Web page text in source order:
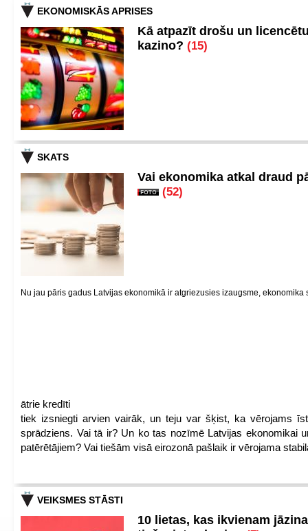
EKONOMISKĀS APRISES
Kā atpazīt drošu un
kazino? (15)
SKATS
Vai ekonomika atkal draud
(52)
Nu jau pāris gadus Latvijas ekonomikā ir atgriezusies izaugsme, ekonomika
ātrie kredīti
tiek izsniegti arvien vairāk, un teju var šķist, ka vērojams
sprādziens. Vai tā ir? Un ko tas nozīmē Latvijas ekonomikai
patērētājiem? Vai tiešām visā eirozonā pašlaik ir vērojama
VEIKSMES STĀSTI
10 lietas, kas ikvienam